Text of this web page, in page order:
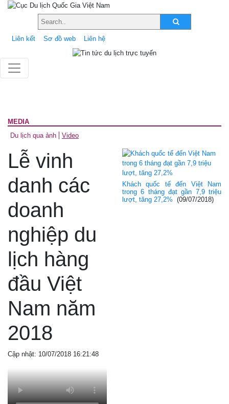
Liên kết Sơ đồ web Liên hệ
MEDIA
Du lịch qua ảnh
Video
Lễ vinh
danh các
doanh
nghiệp du
lịch hàng
đầu Việt
Nam năm
2018
Cập nhật: 10/07/2018 16:21:48
Khách quốc tế đến Việt Nam
trong 6 tháng đạt gần 7,9 triệu
lượt, tăng 27,2% (09/07/2018)